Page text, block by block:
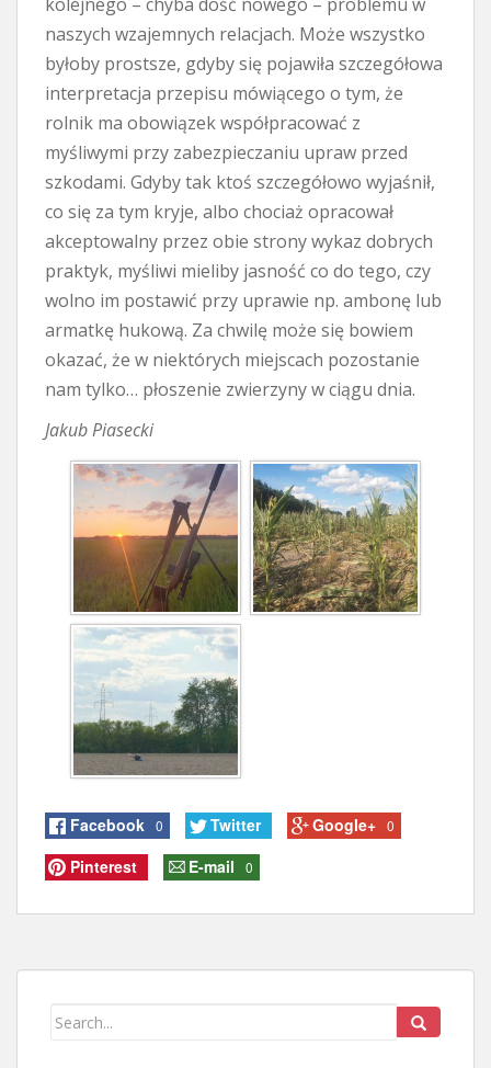
naszych wzajemnych relacjach. Może wszystko
byłoby prostsze, gdyby się pojawiła szczegółowa
interpretacja przepisu mówiącego o tym, że
rolnik ma obowiązek współpracować z
myśliwymi przy zabezpieczaniu upraw przed
szkodami. Gdyby tak ktoś szczegółowo wyjaśnił,
co się za tym kryje, albo chociaż opracował
akceptowalny przez obie strony wykaz dobrych
praktyk, myśliwi mieliby jasność co do tego, czy
wolno im postawić przy uprawie np. ambonę lub
armatkę hukową. Za chwilę może się bowiem
okazać, że w niektórych miejscach pozostanie
nam tylko… płoszenie zwierzyny w ciągu dnia.
Jakub Piasecki
Facebook 0 Twitter Google+ 0
Pinterest E-mail 0